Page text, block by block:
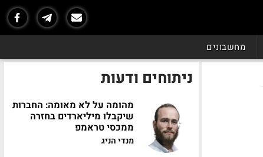
מחשבונים
ניתוחים ודעות
מהומה על לא מאומה: החברות
שיקבלו מיליארדים בחזרה
ממכסי טראמפ
מנדי הניג